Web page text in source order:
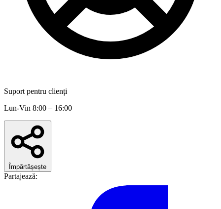
Suport pentru clienți
Lun-Vin 8:00 – 16:00
Împărtășește
Partajează: